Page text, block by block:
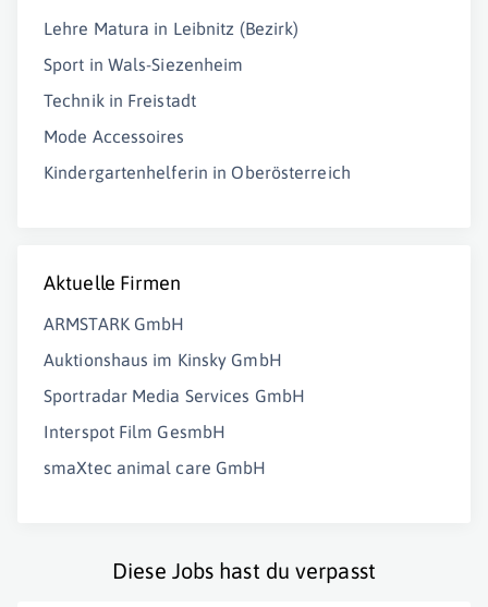
Lehre Matura in Leibnitz (Bezirk)
Sport in Wals-Siezenheim
Technik in Freistadt
Mode Accessoires
Kindergartenhelferin in Oberösterreich
Aktuelle Firmen
ARMSTARK GmbH
Auktionshaus im Kinsky GmbH
Sportradar Media Services GmbH
Interspot Film GesmbH
smaXtec animal care GmbH
Diese Jobs hast du verpasst